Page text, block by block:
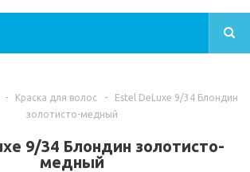
- Краска для волос -
Estel DeLuxe 9/34 Блондин
золотисто-медный
9/34 Блондин золотисто-
медный